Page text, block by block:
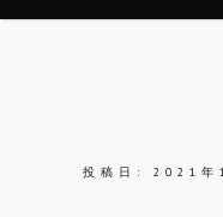
投稿日:2021年